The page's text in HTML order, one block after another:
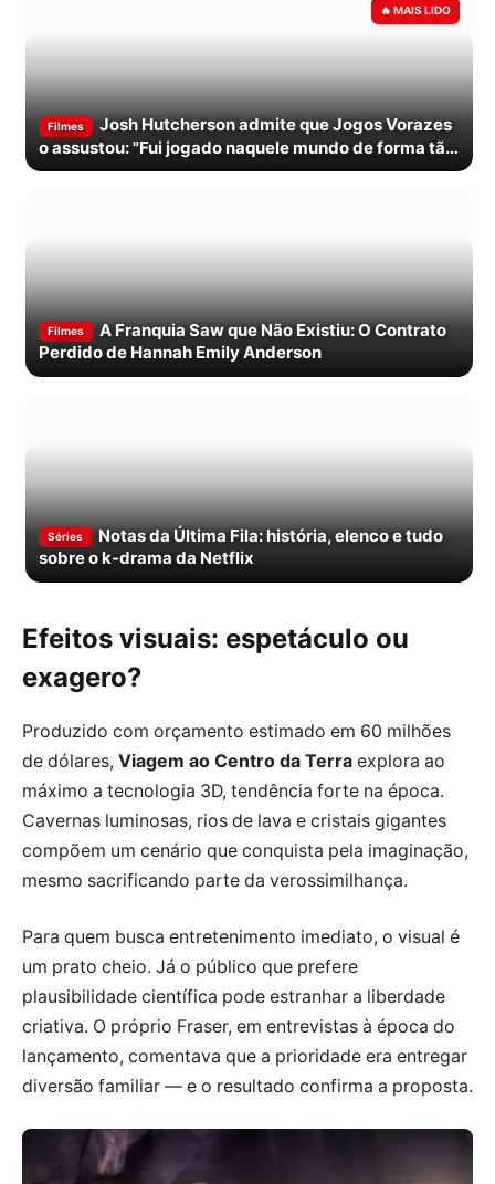
Filmes
Josh Hutcherson admite que Jogos Vorazes
o assustou: "Fui jogado naquele mundo de forma tão
grande"
Filmes
A Franquia Saw que Não Existiu: O Contrato
Perdido de Hannah Emily Anderson
Séries
Notas da Última Fila: história, elenco e tudo
sobre o k-drama da Netflix
Efeitos visuais: espetáculo ou
exagero?
Produzido com orçamento estimado em 60 milhões
de dólares, Viagem ao Centro da Terra explora ao
máximo a tecnologia 3D, tendência forte na época.
Cavernas luminosas, rios de lava e cristais gigantes
compõem um cenário que conquista pela imaginação,
mesmo sacrificando parte da verossimilhança.
Para quem busca entretenimento imediato, o visual é
um prato cheio. Já o público que prefere
plausibilidade científica pode estranhar a liberdade
criativa. O próprio Fraser, em entrevistas à época do
lançamento, comentava que a prioridade era entregar
diversão familiar — e o resultado confirma a proposta.